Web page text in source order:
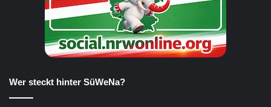
Wer steckt hinter SüWeNa?